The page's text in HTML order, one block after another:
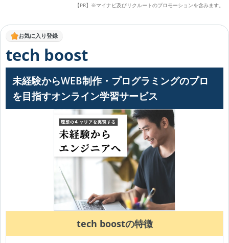
【PR】※マイナビ及びリクルートのプロモーションを含みます。
お気に入り登録
tech boost
未経験からWEB制作・プログラミングのプロ
を目指すオンライン学習サービス
tech boostの特徴